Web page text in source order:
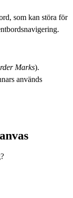
som kan störa för
Marks).
används